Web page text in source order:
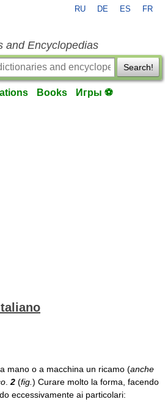
RU DE ES FR
and Encyclopedias
Search!
Books Игры ⚽
mano o a macchina un ricamo (anche
2 (fig. ) Curare molto la forma, facendo
eccessivamente ai particolari: